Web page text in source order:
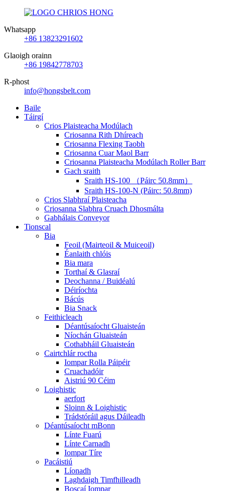
Whatsapp
+86 13823291602
Glaoigh orainn
+86 19842778703
R-phost
info@hongsbelt.com
Baile
Táirgí
Crios Plaisteacha Modúlach
Criosanna Rith Dhíreach
Criosanna Flexing Taobh
Criosanna Cuar Maol Barr
Criosanna Plaisteacha Modúlach Roller Barr
Gach sraith
Sraith HS-100 （Páirc 50.8mm）
Sraith HS-100-N (Páirc: 50.8mm)
Crios Slabhraí Plaisteacha
Criosanna Slabhra Cruach Dhosmálta
Gabhálais Conveyor
Tionscal
Bia
Feoil (Mairteoil & Muiceoil)
Éanlaith chlóis
Bia mara
Torthaí & Glasraí
Deochanna / Buidéalú
Déiríochta
Bácús
Bia Snack
Feithicleach
Déantúsaíocht Gluaisteán
Níochán Gluaisteán
Cothabháil Gluaisteán
Cairtchlár roctha
Iompar Rolla Páipéir
Cruachadóir
Aistriú 90 Céim
Loighistic
aerfort
Sloinn & Loighistic
Trádstóráil agus Dáileadh
Déantúsaíocht mBonn
Línte Fuarú
Línte Carnadh
Iompar Tíre
Pacáistiú
Líonadh
Laghdaigh Timfhilleadh
Boscaí Iompar